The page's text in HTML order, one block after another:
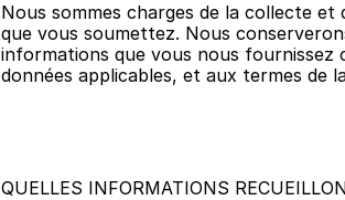
Nous sommes charges de la collecte
que vous soumettez. Nous
informations que vous nous fournissez
données applicables, et aux termes de
QUELLES INFORMATIONS